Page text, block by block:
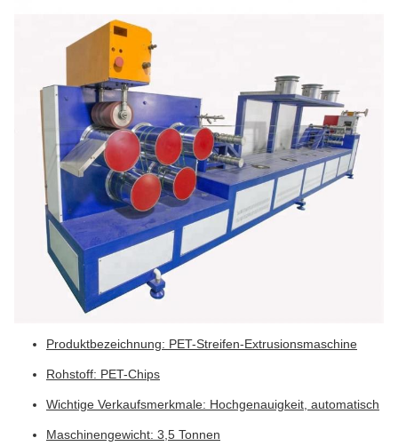
Produktbezeichnung: PET-Streifen-Extrusionsmaschine
Rohstoff: PET-Chips
Wichtige Verkaufsmerkmale: Hochgenauigkeit, automatisch
Maschinengewicht: 3,5 Tonnen